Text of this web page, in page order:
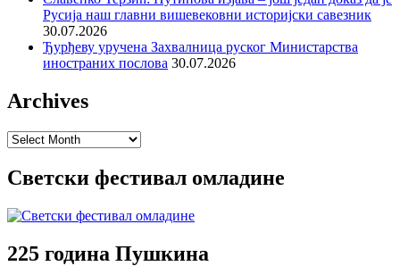
Русија наш главни вишевековни историјски савезник
30.07.2026
Ђурђеву уручена Захвалница руског Министарства
иностраних послова 30.07.2026
Archives
Archives
Светски фестивал омладине
225 година Пушкина